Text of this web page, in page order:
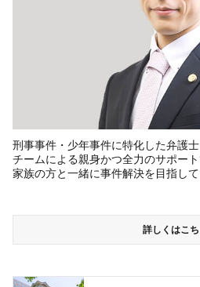
刑事事件・少年事件に特化した弁護
チームによる親身かつ全力のサポー
家族の方と一緒に事件解決を目指し
詳しくはこ